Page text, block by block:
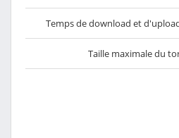
Temps de download et
Taille maximale du